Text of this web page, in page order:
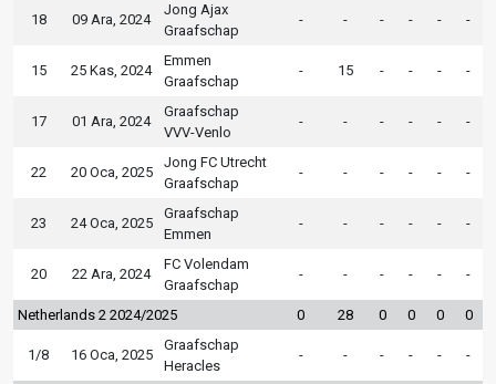
18 09 Ara, 2024
Jong Ajax
Graafschap
- - - - - -
15 25 Kas, 2024
Emmen
Graafschap
- 15 - - - -
17 01 Ara, 2024
Graafschap
VVV-Venlo
- - - - - -
22 20 Oca, 2025
Jong FC Utrecht
Graafschap
- - - - - -
23 24 Oca, 2025
Graafschap
Emmen
- - - - - -
20 22 Ara, 2024
FC Volendam
Graafschap
- - - - - -
Netherlands 2 2024/2025 0 28 0 0 0 0
1/8 16 Oca, 2025
Graafschap
Heracles
- - - - - -